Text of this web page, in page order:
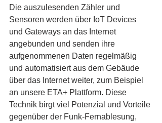
Die auszulesenden Zähler und
Sensoren werden über IoT Devices
und Gateways an das Internet
angebunden und senden ihre
aufgenommenen Daten regelmäßig
und automatisiert aus dem Gebäude
über das Internet weiter, zum Beispiel
an unsere ETA+ Plattform. Diese
Technik birgt viel Potenzial und Vorteile
gegenüber der Funk-Fernablesung,